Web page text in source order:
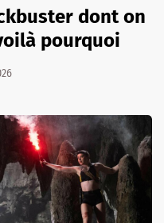
dont on
pourquoi